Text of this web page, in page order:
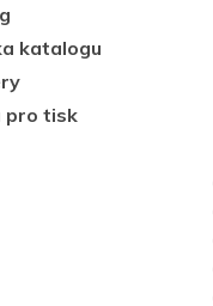
katalogu
pro tisk